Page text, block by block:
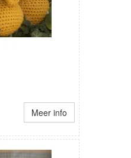
Meer info